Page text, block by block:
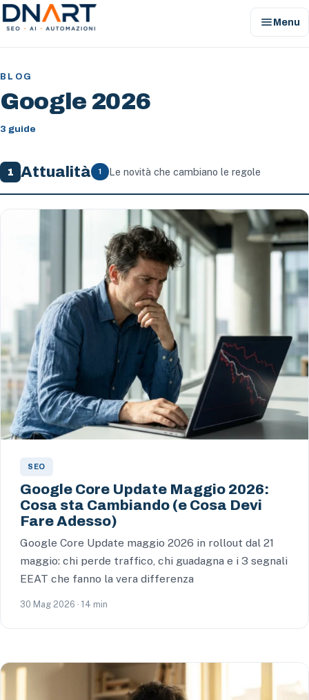
DNArt menuMenu
BLOG
Google 2026
3 guide
1 Attualità 1 Le novità che cambiano le regole
SEO
Google Core Update Maggio 2026:
Cosa sta Cambiando (e Cosa Devi
Fare Adesso)
Google Core Update maggio 2026 in rollout dal 21
maggio: chi perde traffico, chi guadagna e i 3 segnali
EEAT che fanno la vera differenza
30 Mag 2026 · 14 min